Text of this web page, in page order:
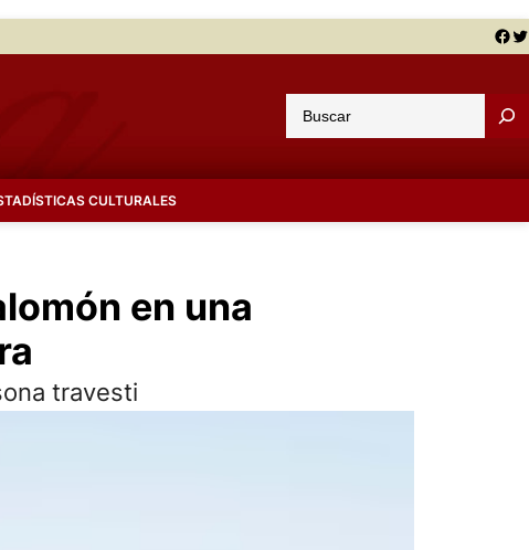
Facebook Twitter
u
a
CULTURALES
en una
travesti